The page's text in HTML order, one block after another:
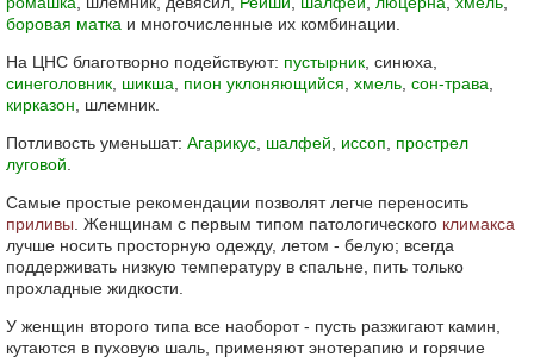
боровая матка и многочисленные их комбинации.
На ЦНС благотворно подействуют: пустырник , синюха,
синеголовник шикша пион уклоняющийся хмель сон-трава
кирказон , шлемник.
Потливость уменьшат: Агарикус шалфей иссоп
прострел
луговой
Самые простые рекомендации позволят легче переносить
приливы . Женщинам с первым типом патологического климакса
лучше носить просторную одежду, летом - белую; всегда
поддерживать низкую температуру в спальне, пить только
прохладные жидкости.
У женщин второго типа все наоборот - пусть разжигают камин,
кутаются в пуховую шаль, применяют энотерапию и горячие